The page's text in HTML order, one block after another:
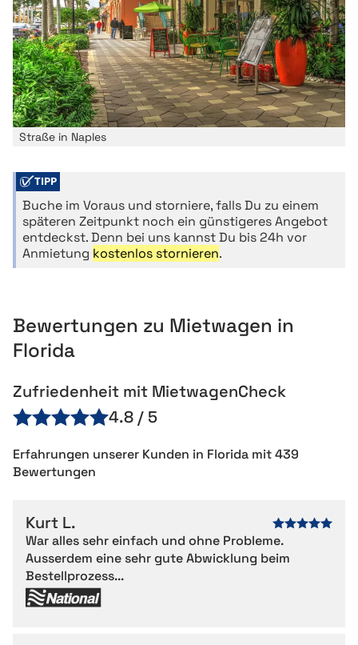
Straße in Naples
TIPP
Buche im Voraus und storniere, falls Du zu einem
späteren Zeitpunkt noch ein günstigeres Angebot
entdeckst. Denn bei uns kannst Du bis 24h vor
Anmietung kostenlos stornieren.
Bewertungen zu Mietwagen in
Florida
Zufriedenheit mit MietwagenCheck
4.8 / 5
Erfahrungen unserer Kunden in Florida mit 439
Bewertungen
Kurt L.
War alles sehr einfach und ohne Probleme.
Ausserdem eine sehr gute Abwicklung beim
Bestellprozess...